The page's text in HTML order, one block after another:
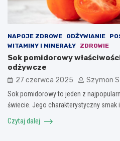
NAPOJE ZDROWE ODŻYWIANIE
WITAMINY I MINERAŁY
ZDROWIE
Sok pomidorowy
odżywcze
27 czerwca 2025 Szymon
Sok pomidorowy to jeden z
świecie. Jego charakterystyczny smak
Czytaj dalej